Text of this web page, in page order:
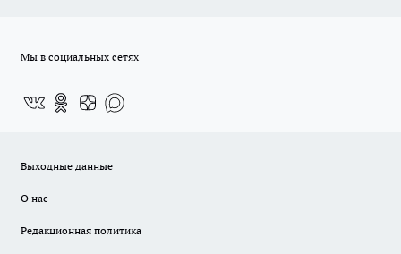
Мы в социальных сетях
Выходные данные
О нас
Редакционная политика